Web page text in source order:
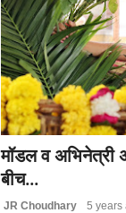
मॉडल व अभिनेत्री
बीच...
JR Choudhary 5 years